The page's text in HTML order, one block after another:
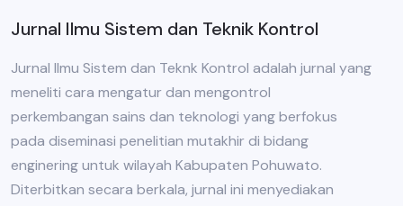
Jurnal Ilmu Sistem dan Teknik Kontrol
Jurnal Ilmu Sistem dan Teknk Kontrol adalah jurnal yang
meneliti cara mengatur dan mengontrol
perkembangan sains dan teknologi yang berfokus
pada diseminasi penelitian mutakhir di bidang
enginering untuk wilayah Kabupaten Pohuwato.
Diterbitkan secara berkala, jurnal ini menyediakan